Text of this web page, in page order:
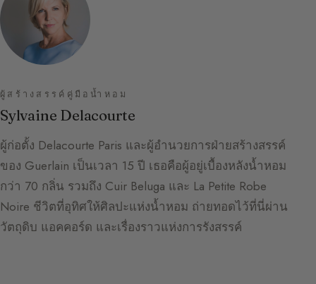
ผู้สร้างสรรค์คู่มือน้ำหอม
Sylvaine Delacourte
ผู้ก่อตั้ง Delacourte Paris และผู้อำนวยการฝ่ายสร้างสรรค์
ของ Guerlain เป็นเวลา 15 ปี เธอคือผู้อยู่เบื้องหลังน้ำหอม
กว่า 70 กลิ่น รวมถึง Cuir Beluga และ La Petite Robe
Noire ชีวิตที่อุทิศให้ศิลปะแห่งน้ำหอม ถ่ายทอดไว้ที่นี่ผ่าน
วัตถุดิบ แอคคอร์ด และเรื่องราวแห่งการรังสรรค์